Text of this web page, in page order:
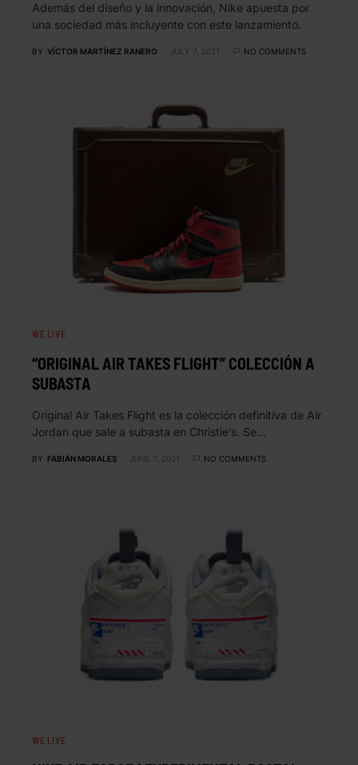
Además del diseño y la innovación, Nike apuesta por
una sociedad más incluyente con este lanzamiento.
BY VÍCTOR MARTÍNEZ RANERO JULY 7, 2021 NO COMMENTS
WE LIVE
“ORIGINAL AIR TAKES FLIGHT” COLECCIÓN A
SUBASTA
Original Air Takes Flight es la colección definitiva de Air
Jordan que sale a subasta en Christie’s. Se…
BY FABIÁN MORALES JUNE 7, 2021 NO COMMENTS
WE LIVE